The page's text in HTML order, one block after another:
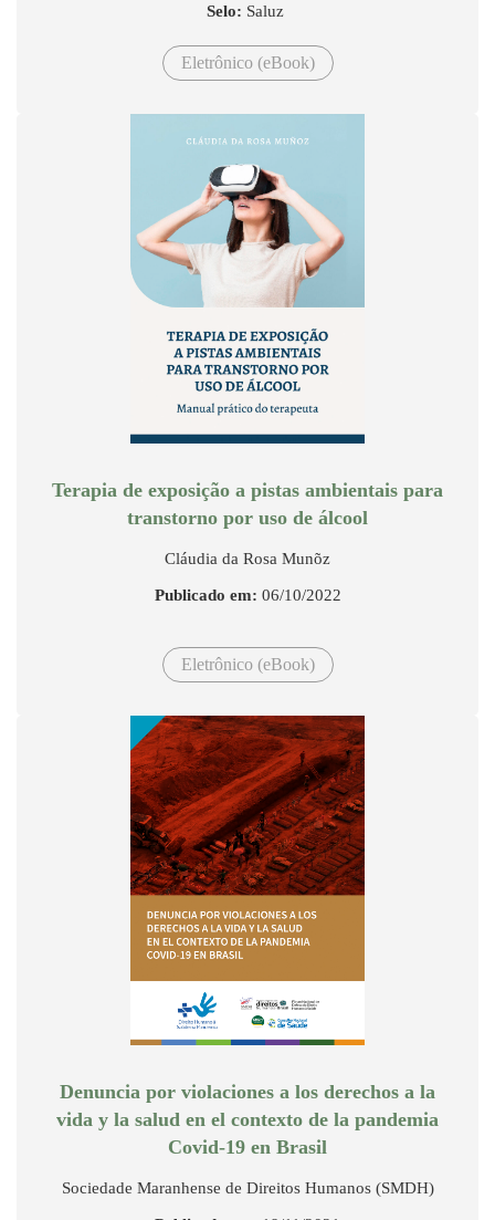
Selo: Saluz
Eletrônico (eBook)
Terapia de exposição a pistas ambientais para
transtorno por uso de álcool
Cláudia da Rosa Munõz
Publicado em: 06/10/2022
Eletrônico (eBook)
Denuncia por violaciones a los derechos a la
vida y la salud en el contexto de la pandemia
Covid-19 en Brasil
Sociedade Maranhense de Direitos Humanos (SMDH)